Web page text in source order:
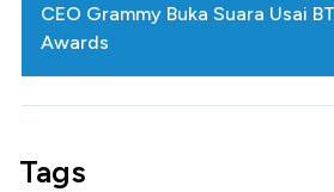
CEO Grammy Buka Suara Usai
Awards
Tags